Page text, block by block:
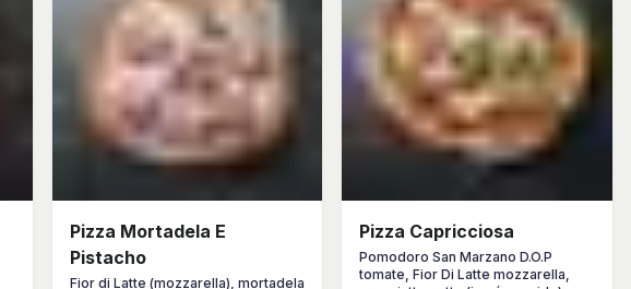
Pizza Mortadela E
Pistacho
Fior di Latte (mozzarella), mortadela
Pizza Capricciosa
Pomodoro San Marzano D.O.P
tomate, Fior Di Latte mozzarella,